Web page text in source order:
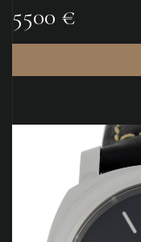
5500 €